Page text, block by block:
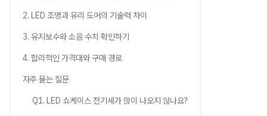
2. LED 조명과 유리 도어의 기술력 차이
3. 유지보수와 소음 수치 확인하기
4. 합리적인 가격대와 구매 경로
자주 묻는 질문
Q1. LED 쇼케이스 전기세가 많이 나오지 않나요?